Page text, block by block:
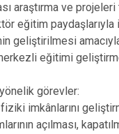
araştırma ve
eğitim
geliştirilmesi
eğitimi
görevler:
imkânlarını
açılması,